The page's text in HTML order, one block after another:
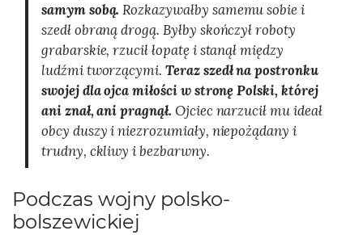
samym sobą. Rozkazywałby samemu sobie i
szedł obraną drogą. Byłby skończył roboty
grabarskie, rzucił łopatę i stanął między
ludźmi tworzącymi.Teraz szedł na postronku
swojej dla ojca miłości w stronę Polski, której
ani znał, ani pragnął. Ojciec narzucił mu ideał
obcy duszy i niezrozumiały, niepożądany i
trudny, ckliwy i bezbarwny.
Podczas wojny polsko-
bolszewickiej